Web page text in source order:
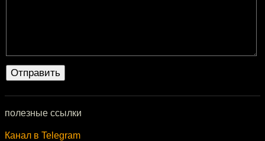
полезные ссылки
Канал в Telegram